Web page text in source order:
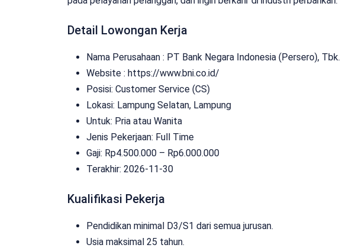
Detail Lowongan Kerja
Nama Perusahaan : PT Bank Negara Indonesia (Persero), Tbk.
Website : https://www.bni.co.id/
Posisi: Customer Service (CS)
Lokasi: Lampung Selatan, Lampung
Untuk: Pria atau Wanita
Jenis Pekerjaan: Full Time
Gaji: Rp4.500.000 – Rp6.000.000
Terakhir: 2026-11-30
Kualifikasi Pekerja
Pendidikan minimal D3/S1 dari semua jurusan.
Usia maksimal 25 tahun.